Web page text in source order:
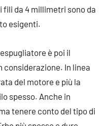
da 4 millimetri sono da
esigenti.
è poi il
considerazione. In linea
del motore e più la
spesso. Anche in
tenere conto del tipo di